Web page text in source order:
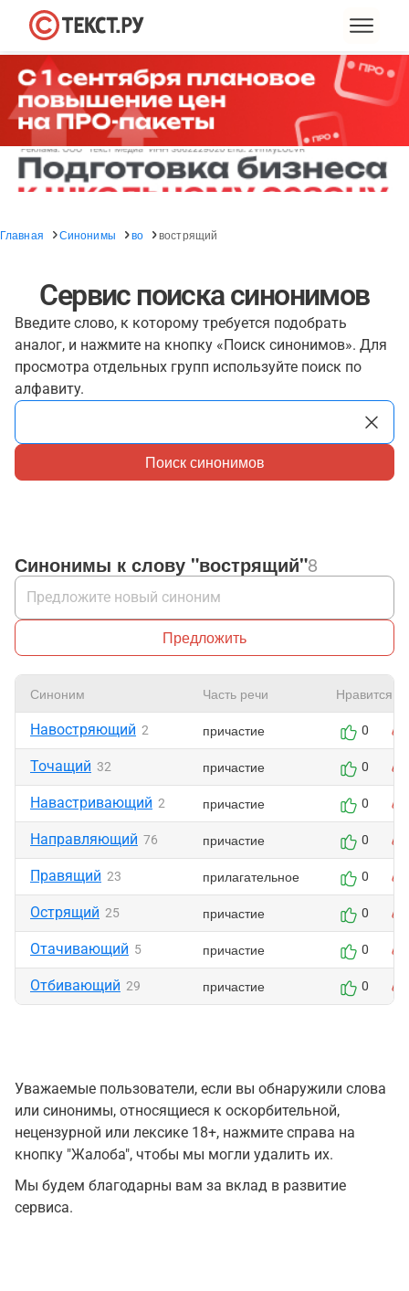
Главная Синонимы во вострящий
Сервис поиска синонимов
Введите слово, к которому требуется подобрать
аналог, и нажмите на кнопку «Поиск синонимов». Для
просмотра отдельных групп используйте поиск по
алфавиту.
Поиск синонимов
Синонимы к слову "вострящий"8
Предложить
Синоним Часть речи Нравится
Навостряющий 2 причастие 0
Точащий 32 причастие 0
Навастривающий 2 причастие 0
Направляющий 76 причастие 0
Правящий 23 прилагательное 0
Острящий 25 причастие 0
Отачивающий 5 причастие 0
Отбивающий 29 причастие 0
Уважаемые пользователи, если вы обнаружили слова
или синонимы, относящиеся к оскорбительной,
нецензурной или лексике 18+, нажмите справа на
кнопку "Жалоба", чтобы мы могли удалить их.
Мы будем благодарны вам за вклад в развитие
сервиса.